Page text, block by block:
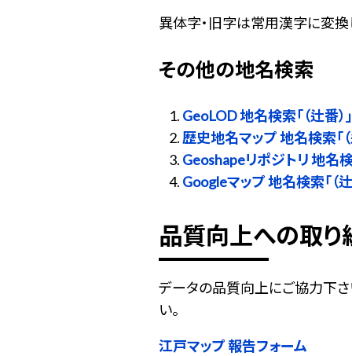
異体字・旧字は常用漢字に変
その他の地名検索
GeoLOD 地名検索「（辻番）」
歴史地名マップ 地名検索「（
Geoshapeリポジトリ 地名検
Googleマップ 地名検索「（辻
品質向上への取り
データの品質向上にご協力下
い。
江戸マップ 報告フォーム